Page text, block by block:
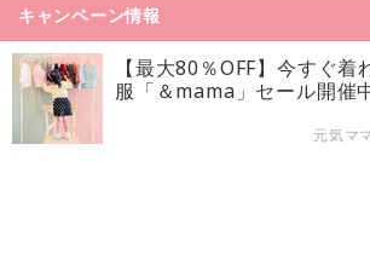
キャンペーン情報
【最大80％OFF】今すぐ
服「＆mama」セール開催
元気マ